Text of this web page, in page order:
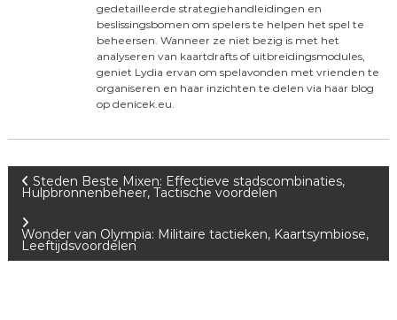
gedetailleerde strategiehandleidingen en
beslissingsbomen om spelers te helpen het spel te
beheersen. Wanneer ze niet bezig is met het
analyseren van kaartdrafts of uitbreidingsmodules,
geniet Lydia ervan om spelavonden met vrienden te
organiseren en haar inzichten te delen via haar blog
op denicek.eu.
P
o
s
Steden Beste Mixen: Effectieve stadscombinaties,
Hulpbronnenbeheer, Tactische voordelen
Wonder van Olympia: Militaire tactieken, Kaartsymbiose,
Leeftijdsvoordelen